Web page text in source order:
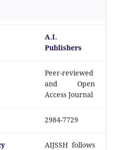
A.I.
Publishers
Peer-reviewed
and Open
Access Journal
2984-7729
AIJSSH follows